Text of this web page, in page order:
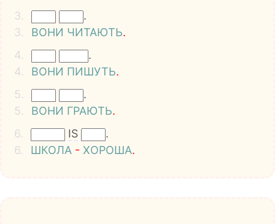
3.
.
3.
ВОНИ ЧИТАЮТЬ.
4.
.
4.
ВОНИ ПИШУТЬ.
5.
.
5.
ВОНИ ГРАЮТЬ.
6.
IS
.
6.
ШКОЛА - ХОРОША.